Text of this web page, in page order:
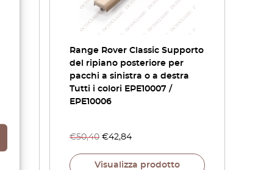
Range Rover Classic Supporto
del ripiano posteriore per
pacchi a sinistra o a destra
Tutti i colori EPE10007 /
EPE10006
€50,40 €42,84
Visualizza prodotto